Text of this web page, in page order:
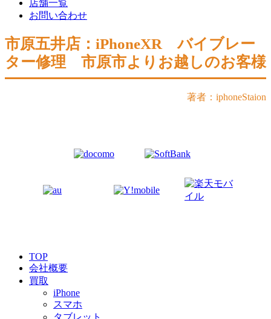
店舗一覧
お問い合わせ
市原五井店：iPhoneXR バイブレー
ター修理 市原市よりお越しのお客様
著者：iphoneStaion
TOP
会社概要
買取
iPhone
スマホ
タブレット